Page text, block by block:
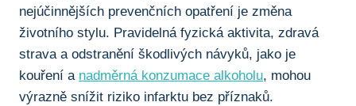
nejúčinnějších prevenčních opatření je změna
životního stylu. Pravidelná fyzická aktivita, zdravá
strava⁢ a odstranění škodlivých návyků, jako je
kouření a nadměrná konzumace alkoholu, mohou⁤
výrazně snížit ⁢riziko infarktu bez příznaků.